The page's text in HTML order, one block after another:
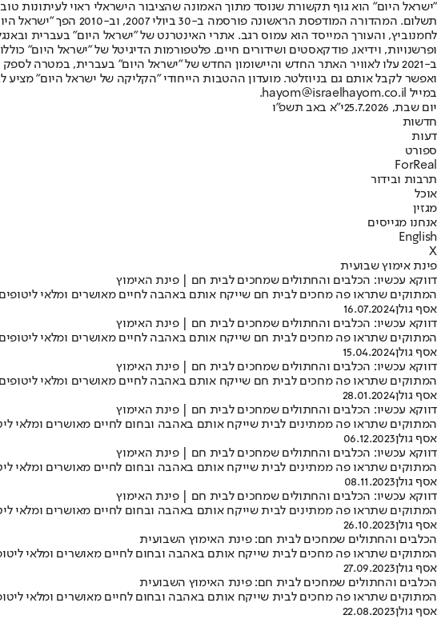
"ישראל היום" הוא גוף תקשורת שנוסד מתוך האמונה שהציבור הישראלי ראוי לעיתונות
תשלום. המהדורה
ופרשנויות, וידיאו, פודקאסטים ושידורים חיים. פלטפורמות הדיגיטל של "ישראל היום"
ב-2021 עלו לאוויר האתר החדש והיישומון החדש של "ישראל היום" בעברית, במטרה
ואפשר לקבל אותם גם בניוזלטר. מועדון ההטבות הייחודי "הקליקה של ישראל היום"
במייל hayom@israelhayom.co.il.
יום שבת, 25.7.2026
י"א באב תשפ"ו
חדשות
דעות
ספורט
ForReal
תרבות ובידור
אוכל
מגזין
אנחנו מגייסים
English
X
פינת אימוץ שבועית
דווקא עכשיו: הכלבים והחתולים שמחכים לבית חם | פינת האימוץ
המתוקים שתראו פה מחכים לבית חם שייקח אותם באהבה לחיים מאושרים ומלאי ליטופים
אסף גולן16.07.2024
דווקא עכשיו: הכלבים והחתולים שמחכים לבית חם | פינת האימוץ
המתוקים שתראו פה מחכים לבית חם שייקח אותם באהבה לחיים מאושרים ומלאי ליטופים
אסף גולן15.04.2024
דווקא עכשיו: הכלבים והחתולים שמחכים לבית חם | פינת האימוץ
המתוקים שתראו פה מחכים לבית חם שייקח אותם באהבה לחיים מאושרים ומלאי ליטופים
אסף גולן28.01.2024
דווקא עכשיו: הכלבים והחתולים שמחכים לבית חם | פינת האימוץ
המתוקים שתראו פה ממתינים לבית שייקח אותם באהבה ובחום לחיים מאושרים ומלאי
אסף גולן06.12.2023
דווקא עכשיו: הכלבים והחתולים שמחכים לבית חם | פינת האימוץ
המתוקים שתראו פה ממתינים לבית שייקח אותם באהבה ובחום לחיים מאושרים ומלאי
אסף גולן08.11.2023
דווקא עכשיו: הכלבים והחתולים שמחכים לבית חם | פינת האימוץ
המתוקים שתראו פה ממתינים לבית שייקח אותם באהבה ובחום לחיים מאושרים ומלאי
אסף גולן26.10.2023
הכלבים והחתולים שמחכים לבית חם: פינת האימוץ השבועית
המתוקים שתראו פה מחכים לבית שייקח אותם באהבה ובחום לחיים מאושרים ומלאי
אסף גולן27.09.2023
הכלבים והחתולים שמחכים לבית חם: פינת האימוץ השבועית
המתוקים שתראו פה מחכים לבית שייקח אותם באהבה ובחום לחיים מאושרים ומלאי
אסף גולן22.08.2023